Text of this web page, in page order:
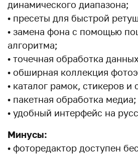
динамического диапазона;
• пресеты для быстрой
• замена фона с помощью
алгоритма;
• точечная обработка
• обширная коллекция
• каталог рамок, стикеров и
• пакетная обработка медиа;
• удобный интерфейс на
Минусы:
• фоторедактор доступен